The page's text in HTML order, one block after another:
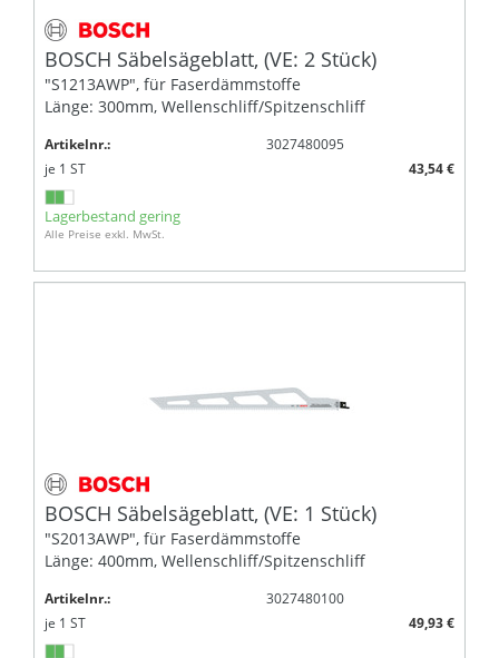
BOSCH Säbelsägeblatt, (VE: 2 Stück)
"S1213AWP", für Faserdämmstoffe
Länge: 300mm, Wellenschliff/Spitzenschliff
Artikelnr.:
3027480095
je 1 ST 43,54 €
Lagerbestand gering
Alle Preise exkl. MwSt.
BOSCH Säbelsägeblatt, (VE: 1 Stück)
"S2013AWP", für Faserdämmstoffe
Länge: 400mm, Wellenschliff/Spitzenschliff
Artikelnr.:
3027480100
je 1 ST 49,93 €